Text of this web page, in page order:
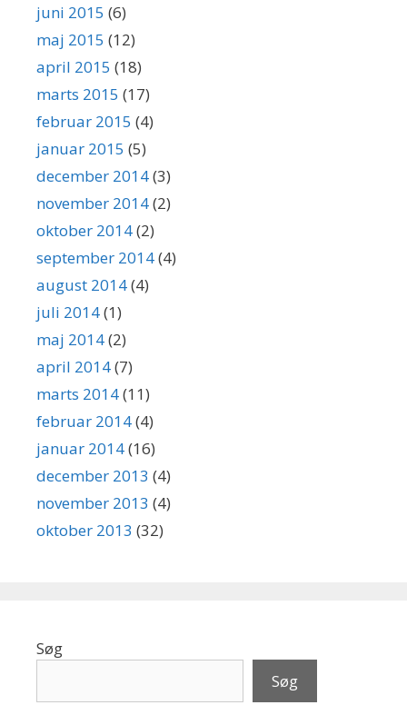
juni 2015 (6)
maj 2015 (12)
april 2015 (18)
marts 2015 (17)
februar 2015 (4)
januar 2015 (5)
december 2014(3)
november 2014(2)
oktober 2014(2)
september 2014(4)
august 2014(4)
juli 2014(1)
maj 2014(2)
april 2014(7)
marts 2014(11)
februar 2014(4)
januar 2014(16)
december 2013 (4)
november 2013 (4)
oktober 2013 (32)
Søg
Søg